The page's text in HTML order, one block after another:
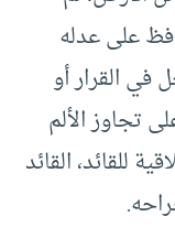
على عدله
في القرار أو
تجاوز الألم
للقائد، القائد